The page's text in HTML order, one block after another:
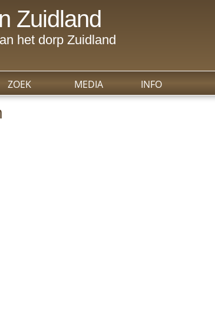
Zuidland
het dorp Zuidland
ZOEK MEDIA INFO